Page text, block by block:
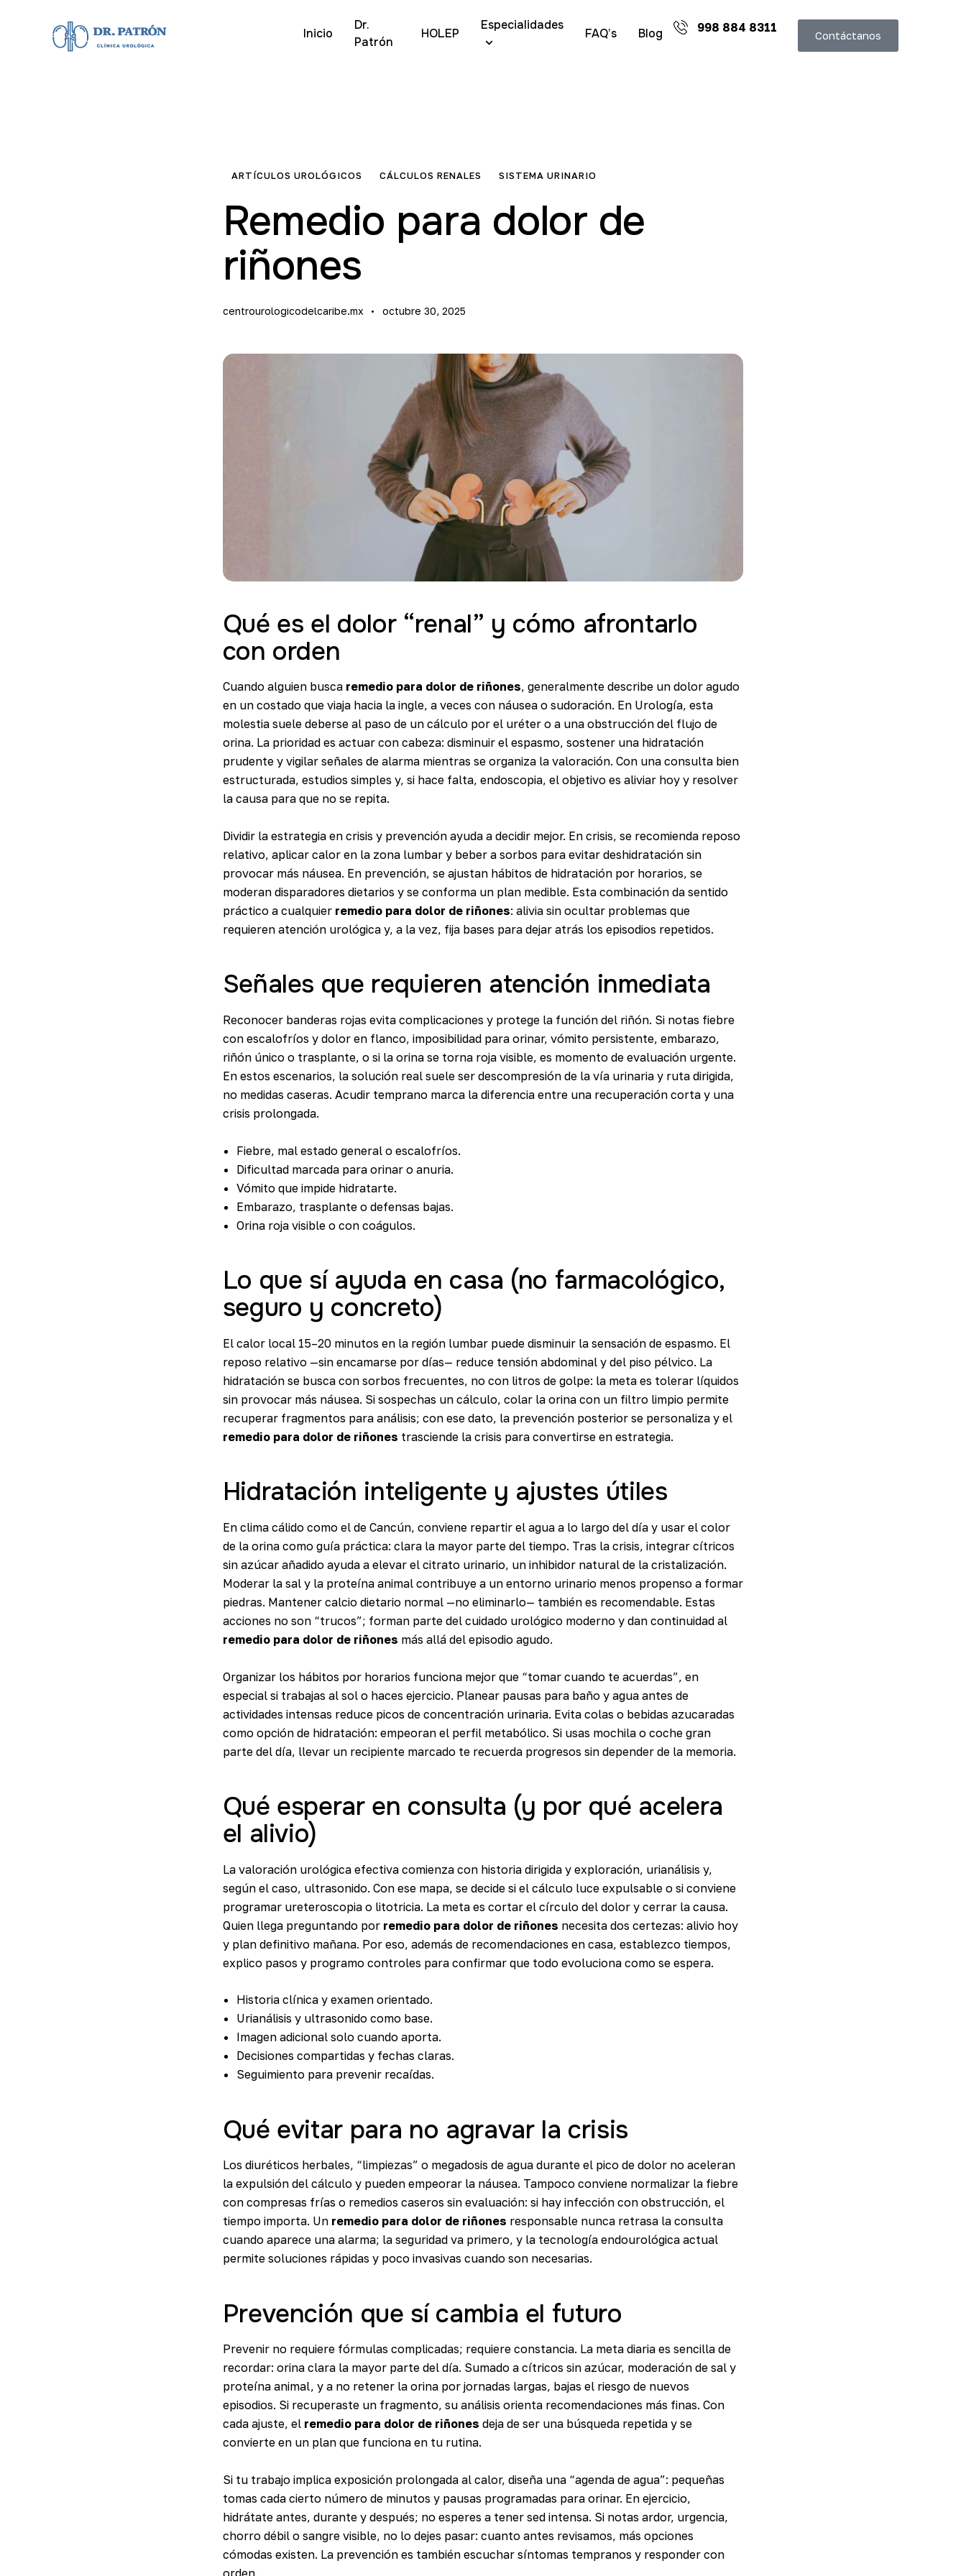
Inicio
Dr.
Patrón
HOLEP
Especialidades
FAQ’s Blog 998 884 8311
Contáctanos
ARTÍCULOS UROLÓGICOS CÁLCULOS RENALES SISTEMA URINARIO
Remedio para dolor de
riñones
centrourologicodelcaribe.mx octubre 30, 2025
Qué es el dolor “renal” y cómo afrontarlo
con orden
Cuando alguien busca remedio para dolor de riñones, generalmente describe un dolor agudo
en un costado que viaja hacia la ingle, a veces con náusea o sudoración. En Urología, esta
molestia suele deberse al paso de un cálculo por el uréter o a una obstrucción del flujo de
orina. La prioridad es actuar con cabeza: disminuir el espasmo, sostener una hidratación
prudente y vigilar señales de alarma mientras se organiza la valoración. Con una consulta bien
estructurada, estudios simples y, si hace falta, endoscopia, el objetivo es aliviar hoy y resolver
la causa para que no se repita.
Dividir la estrategia en crisis y prevención ayuda a decidir mejor. En crisis, se recomienda reposo
relativo, aplicar calor en la zona lumbar y beber a sorbos para evitar deshidratación sin
provocar más náusea. En prevención, se ajustan hábitos de hidratación por horarios, se
moderan disparadores dietarios y se conforma un plan medible. Esta combinación da sentido
práctico a cualquier remedio para dolor de riñones: alivia sin ocultar problemas que
requieren atención urológica y, a la vez, fija bases para dejar atrás los episodios repetidos.
Señales que requieren atención inmediata
Reconocer banderas rojas evita complicaciones y protege la función del riñón. Si notas fiebre
con escalofríos y dolor en flanco, imposibilidad para orinar, vómito persistente, embarazo,
riñón único o trasplante, o si la orina se torna roja visible, es momento de evaluación urgente.
En estos escenarios, la solución real suele ser descompresión de la vía urinaria y ruta dirigida,
no medidas caseras. Acudir temprano marca la diferencia entre una recuperación corta y una
crisis prolongada.
Fiebre, mal estado general o escalofríos.
Dificultad marcada para orinar o anuria.
Vómito que impide hidratarte.
Embarazo, trasplante o defensas bajas.
Orina roja visible o con coágulos.
Lo que sí ayuda en casa (no farmacológico,
seguro y concreto)
El calor local 15–20 minutos en la región lumbar puede disminuir la sensación de espasmo. El
reposo relativo —sin encamarse por días— reduce tensión abdominal y del piso pélvico. La
hidratación se busca con sorbos frecuentes, no con litros de golpe: la meta es tolerar líquidos
sin provocar más náusea. Si sospechas un cálculo, colar la orina con un filtro limpio permite
recuperar fragmentos para análisis; con ese dato, la prevención posterior se personaliza y el
remedio para dolor de riñones trasciende la crisis para convertirse en estrategia.
Hidratación inteligente y ajustes útiles
En clima cálido como el de Cancún, conviene repartir el agua a lo largo del día y usar el color
de la orina como guía práctica: clara la mayor parte del tiempo. Tras la crisis, integrar cítricos
sin azúcar añadido ayuda a elevar el citrato urinario, un inhibidor natural de la cristalización.
Moderar la sal y la proteína animal contribuye a un entorno urinario menos propenso a formar
piedras. Mantener calcio dietario normal —no eliminarlo— también es recomendable. Estas
acciones no son “trucos”; forman parte del cuidado urológico moderno y dan continuidad al
remedio para dolor de riñones más allá del episodio agudo.
Organizar los hábitos por horarios funciona mejor que “tomar cuando te acuerdas”, en
especial si trabajas al sol o haces ejercicio. Planear pausas para baño y agua antes de
actividades intensas reduce picos de concentración urinaria. Evita colas o bebidas azucaradas
como opción de hidratación: empeoran el perfil metabólico. Si usas mochila o coche gran
parte del día, llevar un recipiente marcado te recuerda progresos sin depender de la memoria.
Qué esperar en consulta (y por qué acelera
el alivio)
La valoración urológica efectiva comienza con historia dirigida y exploración, urianálisis y,
según el caso, ultrasonido. Con ese mapa, se decide si el cálculo luce expulsable o si conviene
programar ureteroscopia o litotricia. La meta es cortar el círculo del dolor y cerrar la causa.
Quien llega preguntando por remedio para dolor de riñones necesita dos certezas: alivio hoy
y plan definitivo mañana. Por eso, además de recomendaciones en casa, establezco tiempos,
explico pasos y programo controles para confirmar que todo evoluciona como se espera.
Historia clínica y examen orientado.
Urianálisis y ultrasonido como base.
Imagen adicional solo cuando aporta.
Decisiones compartidas y fechas claras.
Seguimiento para prevenir recaídas.
Qué evitar para no agravar la crisis
Los diuréticos herbales, “limpiezas” o megadosis de agua durante el pico de dolor no aceleran
la expulsión del cálculo y pueden empeorar la náusea. Tampoco conviene normalizar la fiebre
con compresas frías o remedios caseros sin evaluación: si hay infección con obstrucción, el
tiempo importa. Un remedio para dolor de riñones responsable nunca retrasa la consulta
cuando aparece una alarma; la seguridad va primero, y la tecnología endourológica actual
permite soluciones rápidas y poco invasivas cuando son necesarias.
Prevención que sí cambia el futuro
Prevenir no requiere fórmulas complicadas; requiere constancia. La meta diaria es sencilla de
recordar: orina clara la mayor parte del día. Sumado a cítricos sin azúcar, moderación de sal y
proteína animal, y a no retener la orina por jornadas largas, bajas el riesgo de nuevos
episodios. Si recuperaste un fragmento, su análisis orienta recomendaciones más finas. Con
cada ajuste, el remedio para dolor de riñones deja de ser una búsqueda repetida y se
convierte en un plan que funciona en tu rutina.
Si tu trabajo implica exposición prolongada al calor, diseña una “agenda de agua”: pequeñas
tomas cada cierto número de minutos y pausas programadas para orinar. En ejercicio,
hidrátate antes, durante y después; no esperes a tener sed intensa. Si notas ardor, urgencia,
chorro débil o sangre visible, no lo dejes pasar: cuanto antes revisamos, más opciones
cómodas existen. La prevención es también escuchar síntomas tempranos y responder con